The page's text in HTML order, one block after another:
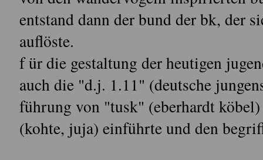
entstand dann der bund der bk, der
auflöste.
f ür die gestaltung der heutigen
auch die "d.j. 1.11" (deutsche
führung von "tusk" (eberhardt
(kohte, juja) einführte und den